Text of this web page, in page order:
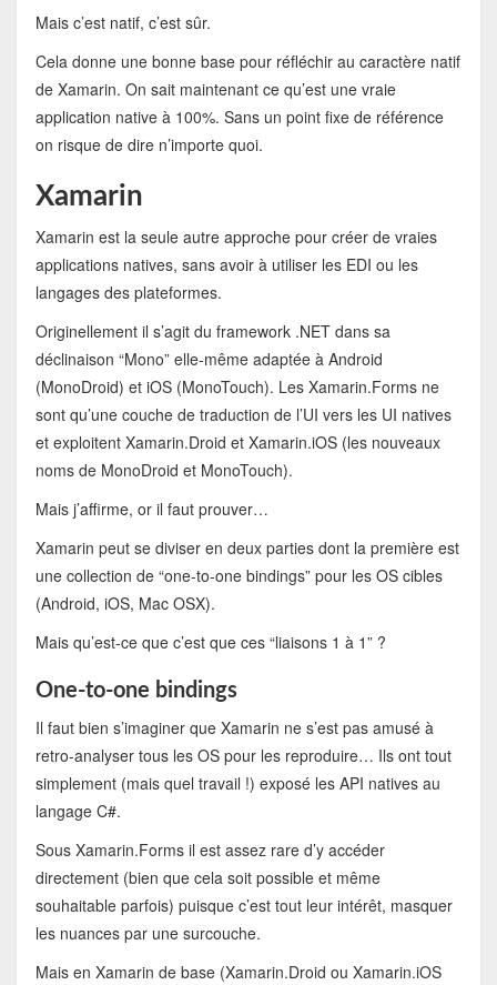
Mais c’est natif, c’est sûr.
Cela donne une bonne base pour réfléchir au caractère natif
de Xamarin. On sait maintenant ce qu’est une vraie
application native à 100%. Sans un point fixe de référence
on risque de dire n’importe quoi.
Xamarin
Xamarin est la seule autre approche pour créer de vraies
applications natives, sans avoir à utiliser les EDI ou les
langages des plateformes.
Originellement il s’agit du framework .NET dans sa
déclinaison “Mono” elle-même adaptée à Android
(MonoDroid) et iOS (MonoTouch). Les Xamarin.Forms ne
sont qu’une couche de traduction de l’UI vers les UI natives
et exploitent Xamarin.Droid et Xamarin.iOS (les nouveaux
noms de MonoDroid et MonoTouch).
Mais j’affirme, or il faut prouver…
Xamarin peut se diviser en deux parties dont la première est
une collection de “one-to-one bindings” pour les OS cibles
(Android, iOS, Mac OSX).
Mais qu’est-ce que c’est que ces “liaisons 1 à 1” ?
One-to-one bindings
Il faut bien s’imaginer que Xamarin ne s’est pas amusé à
retro-analyser tous les OS pour les reproduire… Ils ont tout
simplement (mais quel travail !) exposé les API natives au
langage C#.
Sous Xamarin.Forms il est assez rare d’y accéder
directement (bien que cela soit possible et même
souhaitable parfois) puisque c’est tout leur intérêt, masquer
les nuances par une surcouche.
Mais en Xamarin de base (Xamarin.Droid ou Xamarin.iOS